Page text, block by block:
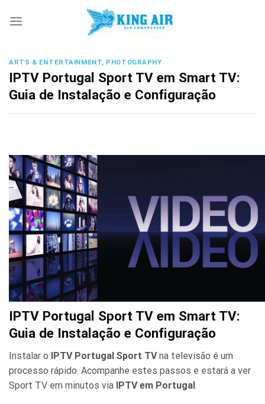
ARTS & ENTERTAINMENT, PHOTOGRAPHY
IPTV Portugal Sport TV em Smart TV:
Guia de Instalação e Configuração
IPTV Portugal Sport TV em Smart TV:
Guia de Instalação e Configuração
Instalar o IPTV Portugal Sport TVna televisão é um
processo rápido. Acompanhe estes passos e estará a ver
Sport TV em minutos via IPTV em Portugal.